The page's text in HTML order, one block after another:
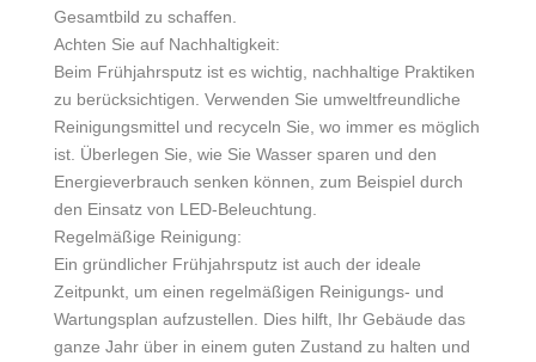
Gesamtbild zu schaffen.
Achten Sie auf Nachhaltigkeit:
Beim Frühjahrsputz ist es wichtig, nachhaltige Praktiken
zu berücksichtigen. Verwenden Sie umweltfreundliche
Reinigungsmittel und recyceln Sie, wo immer es möglich
ist. Überlegen Sie, wie Sie Wasser sparen und den
Energieverbrauch senken können, zum Beispiel durch
den Einsatz von LED-Beleuchtung.
Regelmäßige Reinigung:
Ein gründlicher Frühjahrsputz ist auch der ideale
Zeitpunkt, um einen regelmäßigen Reinigungs- und
Wartungsplan aufzustellen. Dies hilft, Ihr Gebäude das
ganze Jahr über in einem guten Zustand zu halten und